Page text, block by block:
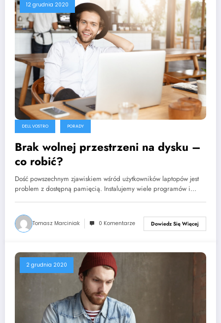
12 grudnia 2020
DELL VOSTRO PORADY
Brak wolnej przestrzeni na dysku –
co robić?
Dość powszechnym zjawiskiem wśród użytkowników laptopów jest
problem z dostępną pamięcią. Instalujemy wiele programów i…
Tomasz Marciniak 0 Komentarze Dowiedz Się Więcej
2 grudnia 2020